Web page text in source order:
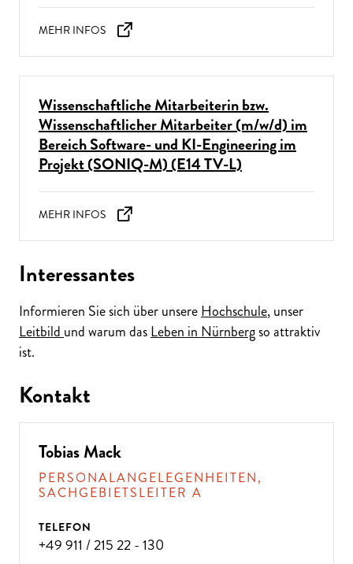
Wissenschaftliche Mitarbeiterin bzw.
Wissenschaftlicher Mitarbeiter (m/w/d) im
Bereich Software- und KI-Engineering im
Projekt (SONIQ-M) (E14 TV-L)
Interessantes
Informieren Sie sich über unsereHochschule, unser
Leitbild und warum dasLeben in Nürnbergso attraktiv
ist.
Kontakt
Tobias Mack
PERSONALANGELEGENHEITEN,
SACHGEBIETSLEITER A
TELEFON
+49 911 / 215 22 - 130